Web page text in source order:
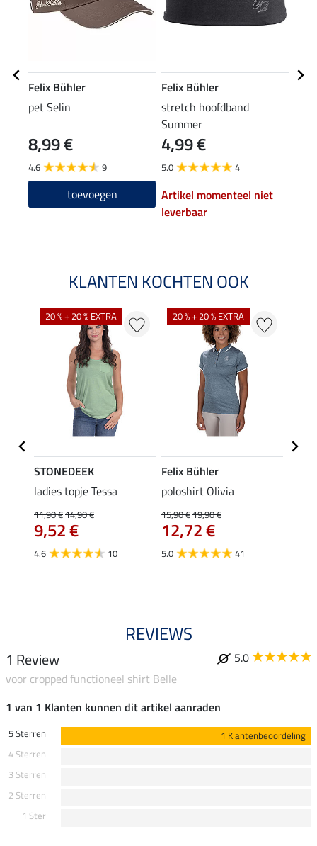
Felix Bühler
pet Selin
8,99 €
4.6 9
toevoegen
Felix Bühler
stretch hoofdband
Summer
4,99 €
5.0 4
Artikel momenteel niet
leverbaar
KLANTEN KOCHTEN OOK
20 % + 20 % EXTRA
STONEDEEK
ladies topje Tessa
11,90 €14,90 €
9,52 €
4.6 10
20 % + 20 % EXTRA
Felix Bühler
poloshirt Olivia
15,90 €19,90 €
12,72 €
5.0 41
REVIEWS
1 Review
5.0
voor cropped functioneel shirt Belle
1 van 1 Klanten kunnen dit artikel aanraden
5 Sterren
1 Klantenbeoordeling
4 Sterren
3 Sterren
2 Sterren
1 Ster